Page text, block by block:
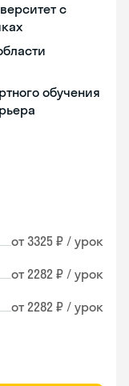
с
обучения
от 3325 ₽ / урок
от 2282 ₽ / урок
от 2282 ₽ / урок